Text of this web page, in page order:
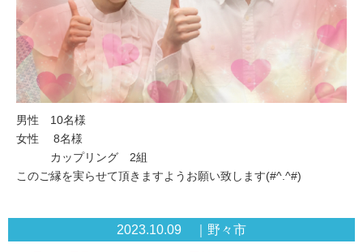
男性 10名様
女性 8名様
カップリング 2組
このご縁を実らせて頂きますようお願い致します(#^.^#)
2023.10.09 ｜野々市